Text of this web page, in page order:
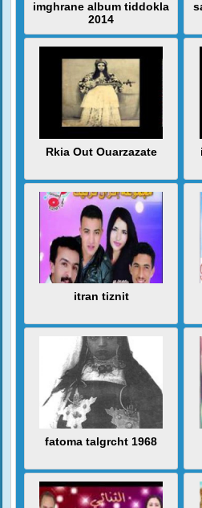
imghrane album tiddokla
2014
Rkia Out Ouarzazate
itran tiznit
fatoma talgrcht 1968